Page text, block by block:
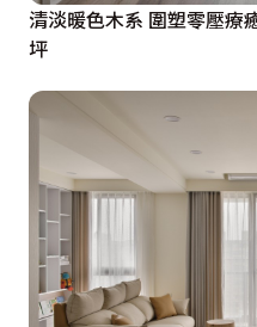
清淡暖色木系 圍塑零壓
坪